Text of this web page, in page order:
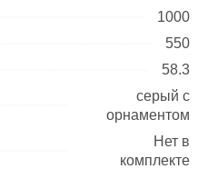
1000
550
58.3
серый с
орнаментом
Нет в
комплекте